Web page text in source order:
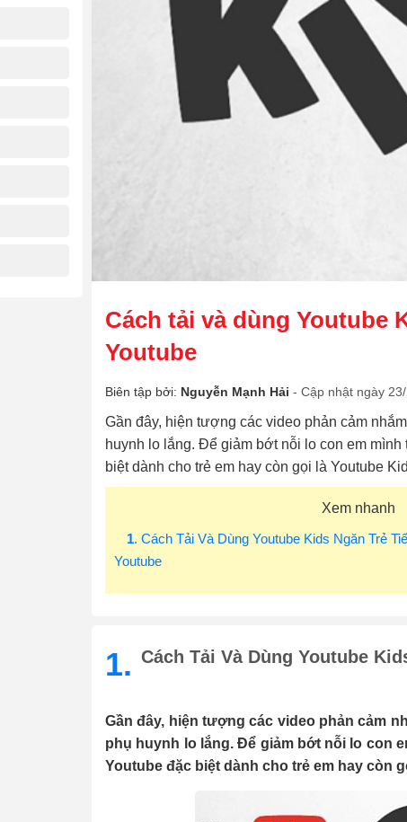
Cách tải và dùng Youtube
Youtube
Biên tập bởi: Nguyễn Mạnh Hải - Cập nhật ngày
Gần đây, hiện tượng các video phản cảm
huynh lo lắng. Để giảm bớt nỗi lo con em
biệt dành cho trẻ em hay còn gọi là Youtube
Xem nhanh
1. Cách Tải Và Dùng Youtube Kids Ngăn Trẻ
Youtube
1. Cách Tải Và Dùng Youtube
Gần đây, hiện tượng các video phản cảm
phụ huynh lo lắng. Để giảm bớt nỗi lo con
Youtube đặc biệt dành cho trẻ em hay còn